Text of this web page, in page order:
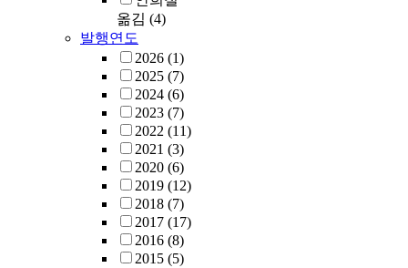
옮김 (4)
발행연도
2026 (1)
2025 (7)
2024 (6)
2023 (7)
2022 (11)
2021 (3)
2020 (6)
2019 (12)
2018 (7)
2017 (17)
2016 (8)
2015 (5)